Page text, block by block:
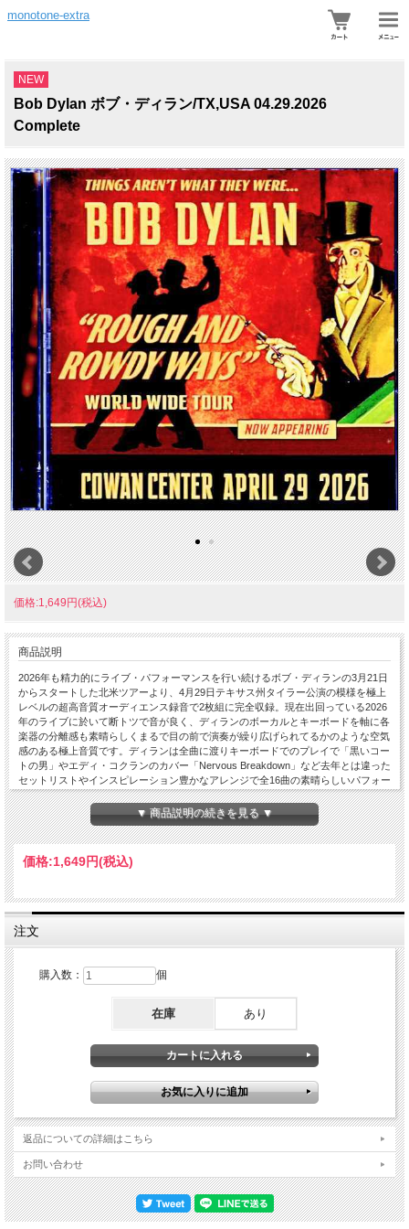
monotone-extra
NEW
Bob Dylan ボブ・ディラン/TX,USA 04.29.2026
Complete
価格:1,649円(税込)
商品説明
2026年も精力的にライブ・パフォーマンスを行い続けるボブ・ディランの3月21日
からスタートした北米ツアーより、4月29日テキサス州タイラー公演の模様を極上
レベルの超高音質オーディエンス録音で2枚組に完全収録。現在出回っている2026
年のライブに於いて断トツで音が良く、ディランのボーカルとキーボードを軸に各
楽器の分離感も素晴らしくまるで目の前で演奏が繰り広げられてるかのような空気
感のある極上音質です。ディランは全曲に渡りキーボードでのプレイで「黒いコー
トの男」やエディ・コクランのカバー「Nervous Breakdown」など去年とは違った
セットリストやインスピレーション豊かなアレンジで全16曲の素晴らしいパフォー
マンスを披露。５月には85歳を迎える走り続けるボブ・ディランの最新ライブを極
上質サウンドで存分にお楽しみ頂けます。お薦めの1枚です。Live at UT Tyler
Cowan Center, Tyler, Texas, USA. April 29th 2026 DISC 1 1. Intro 2. To Be Alone
With You 3. Man In The Long Black Coat 4. All Along The Watchtower 5. I Contain
Multitudes 6. False Prophet 7. Black Rider 8. Love Sick 9. Goodbye Jimmy Reed 10.
I Can Tell DISC 2 1. I've Made Up My Mind To Give Myself To You 2. Crossing The
Nervous Breakdown 7. Every Grain Of Sand Bob Dylan - vocals, electric
keybaords, harp Tony Garnier - electric & standup bass Anton Fig - drums Bob Britt
- acoustic & electric guitar Doug Lancio - acoustic & electric guitar
▼ 商品説明の続きを見る ▼
価格:1,649円(税込)
注文
購入数： 個
在庫 あり
返品についての詳細はこちら
お問い合わせ